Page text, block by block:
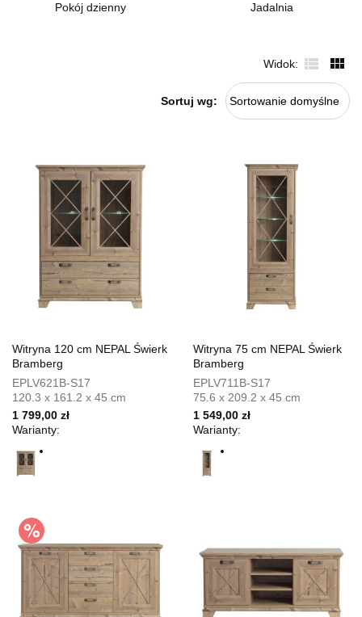
Pokój dzienny Jadalnia
Widok
Sortuj wg: Sortowanie domyślne
Witryna 120 cm NEPAL Świerk
Bramberg
EPLV621B-S17
120.3 x 161.2 x 45 cm
1 799,00 zł
Warianty:
Witryna 75 cm NEPAL Świerk
Bramberg
EPLV711B-S17
75.6 x 209.2 x 45 cm
1 549,00 zł
Warianty: